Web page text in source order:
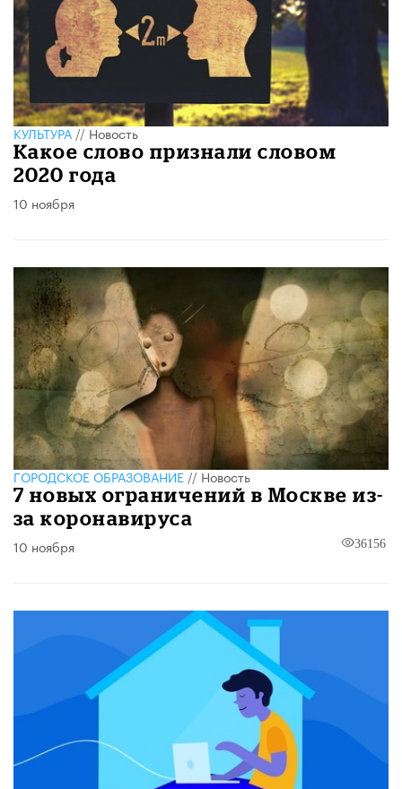
КУЛЬТУРА//Новость
Какое слово признали словом
2020 года
10 ноября
ГОРОДСКОЕ ОБРАЗОВАНИЕ//Новость
7 новых ограничений в Москве из-
за коронавируса
10 ноября 36156